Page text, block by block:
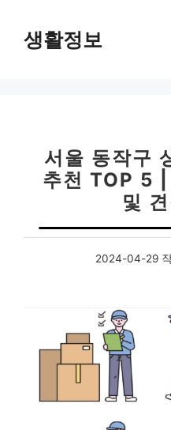
생활정보
서울 동작구
추천 TOP 5 |
및
2024-04-29